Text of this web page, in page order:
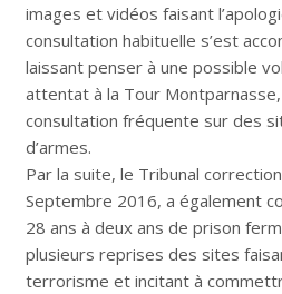
images et vidéos faisant
consultation habituelle s’est
laissant penser à une possible
attentat à la Tour Montparnasse,
consultation fréquente sur des
d’armes.
Par la suite, le Tribunal
Septembre 2016, a également
28 ans à deux ans de prison
plusieurs reprises des sites
terrorisme et incitant à